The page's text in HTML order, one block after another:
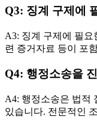
Q3: 징계 구제에
A3: 징계 구제에 필
련 증거자료 등이 포
Q4: 행정소송을
A4: 행정소송은 법적
있습니다. 전문적인